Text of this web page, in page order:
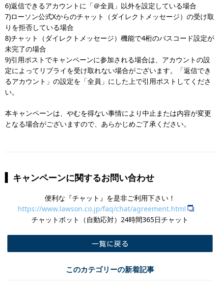
6)返信できるアカウントに「＠全員」以外を設定している場合
7)ローソン公式Xからのチャット（ダイレクトメッセージ）の受け取
りを拒否している場合
8)チャット（ダイレクトメッセージ）機能で4桁のパスコード設定が
未完了の場合
9)引用ポストでキャンペーンに参加される場合は、アカウントの設
定によってリプライを受け取れない場合がございます。「返信でき
るアカウント」の設定を「全員」にした上で引用ポストしてくださ
い。
本キャンペーンは、やむを得ない事情により中止または内容が変更
となる場合がございますので、あらかじめご了承ください。
キャンペーンに関するお問い合わせ
便利な『チャット』を是非ご利用下さい！
https://www.lawson.co.jp/faq/chat/agreement.html
チャットボット（自動応対）24時間365日チャット
このカテゴリーの新着記事